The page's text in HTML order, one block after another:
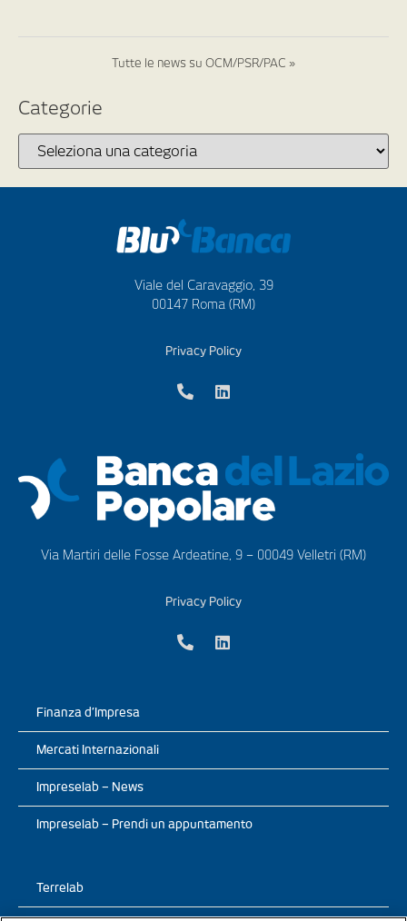
Tutte le news su OCM/PSR/PAC »
Categorie
Viale del Caravaggio, 39
00147 Roma (RM)
Privacy Policy
Via Martiri delle Fosse Ardeatine, 9 – 00049 Velletri (RM)
Privacy Policy
Finanza d’Impresa
Mercati Internazionali
Impreselab – News
Impreselab – Prendi un appuntamento
Terrelab